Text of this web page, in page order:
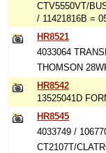
CTV5550VT/
/ 11421816B =
HR8521
4033064
THOMSON
HR8542
13525041D
HR8545
4033749 /
CT2107T/